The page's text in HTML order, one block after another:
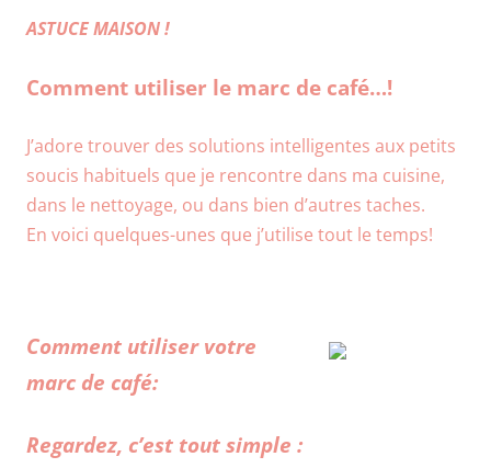
ASTUCE MAISON !
Comment utiliser le marc de café…!
J’adore trouver des solutions intelligentes aux petits
soucis habituels que je rencontre dans ma cuisine,
dans le nettoyage, ou dans bien d’autres taches.
En voici quelques-unes que j’utilise tout le temps!
Comment utiliser votre
marc de café:
Regardez, c’est tout simple :